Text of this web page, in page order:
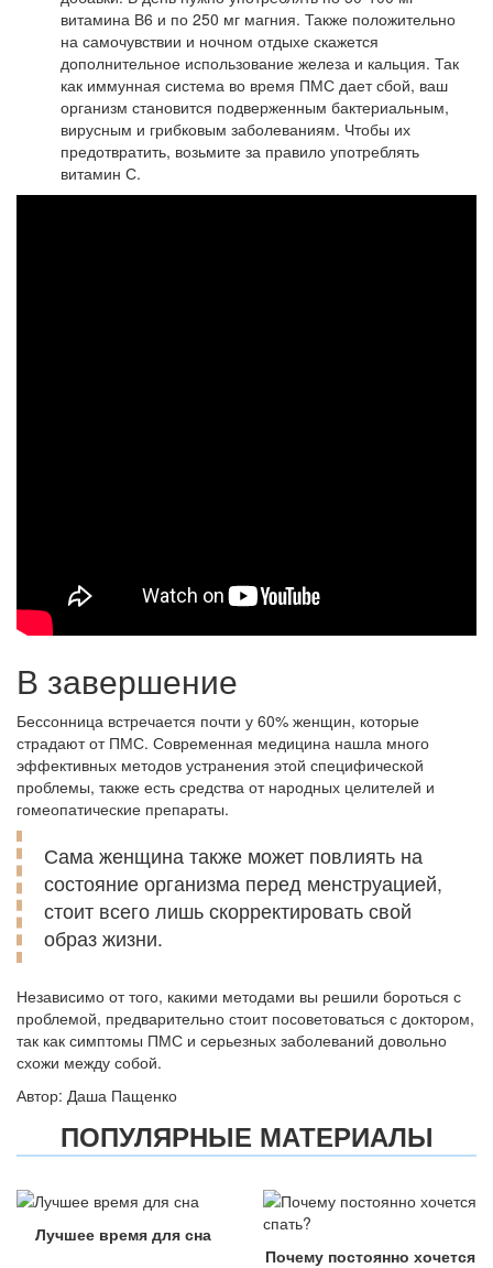
витамина В6 и по 250 мг магния. Также положительно
на самочувствии и ночном отдыхе скажется
дополнительное использование железа и кальция. Так
как иммунная система во время ПМС дает сбой, ваш
организм становится подверженным бактериальным,
вирусным и грибковым заболеваниям. Чтобы их
предотвратить, возьмите за правило употреблять
витамин С.
В завершение
Бессонница встречается почти у 60% женщин, которые
страдают от ПМС. Современная медицина нашла много
эффективных методов устранения этой специфической
проблемы, также есть средства от народных целителей и
гомеопатические препараты.
Сама женщина также может повлиять на
состояние организма перед менструацией,
стоит всего лишь скорректировать свой
образ жизни.
Независимо от того, какими методами вы решили бороться с
проблемой, предварительно стоит посоветоваться с доктором,
так как симптомы ПМС и серьезных заболеваний довольно
схожи между собой.
Автор: Даша Пащенко
ПОПУЛЯРНЫЕ МАТЕРИАЛЫ
Лучшее время для сна
Почему постоянно хочется